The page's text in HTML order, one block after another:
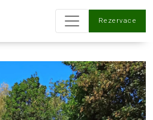
Rezervace